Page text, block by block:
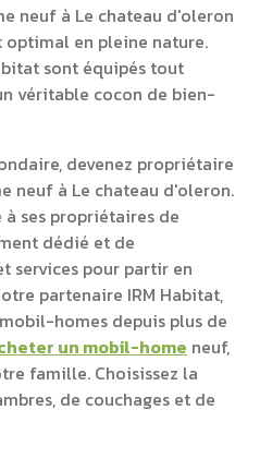
neuf à Le chateau d'oleron
optimal en pleine nature.
sont équipés tout
véritable cocon de bien-
devenez propriétaire
neuf à Le chateau d'oleron.
ses propriétaires de
dédié et de
services pour partir en
partenaire IRM Habitat,
homes depuis plus de
un mobil-home neuf,
famille. Choisissez la
de couchages et de